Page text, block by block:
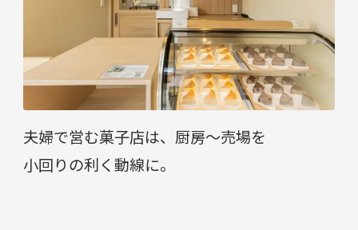
夫婦で営む菓子店は、厨房〜売場を
小回りの利く動線に。